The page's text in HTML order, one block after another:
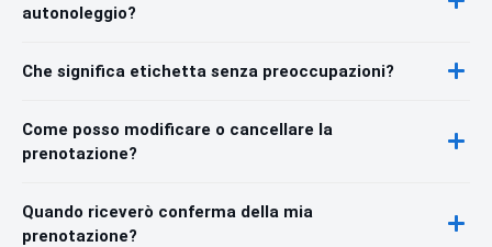
autonoleggio?
Che significa etichetta senza preoccupazioni?
Come posso modificare o cancellare la
prenotazione?
Quando riceverò conferma della mia
prenotazione?